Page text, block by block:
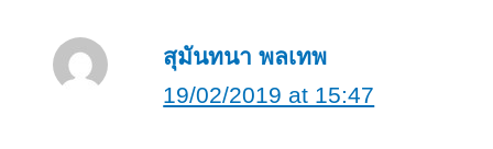
สุมันทนา​ พลเทพ
19/02/2019 at 15:47